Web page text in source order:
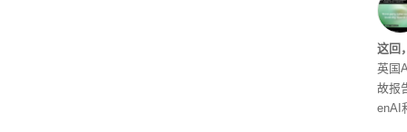
户对
算
老牌
这回
英国
故报
enAI